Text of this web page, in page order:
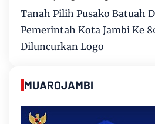
Tanah Pilih Pusako Batuah
Pemerintah Kota Jambi Ke
Diluncurkan Logo
MUAROJAMBI